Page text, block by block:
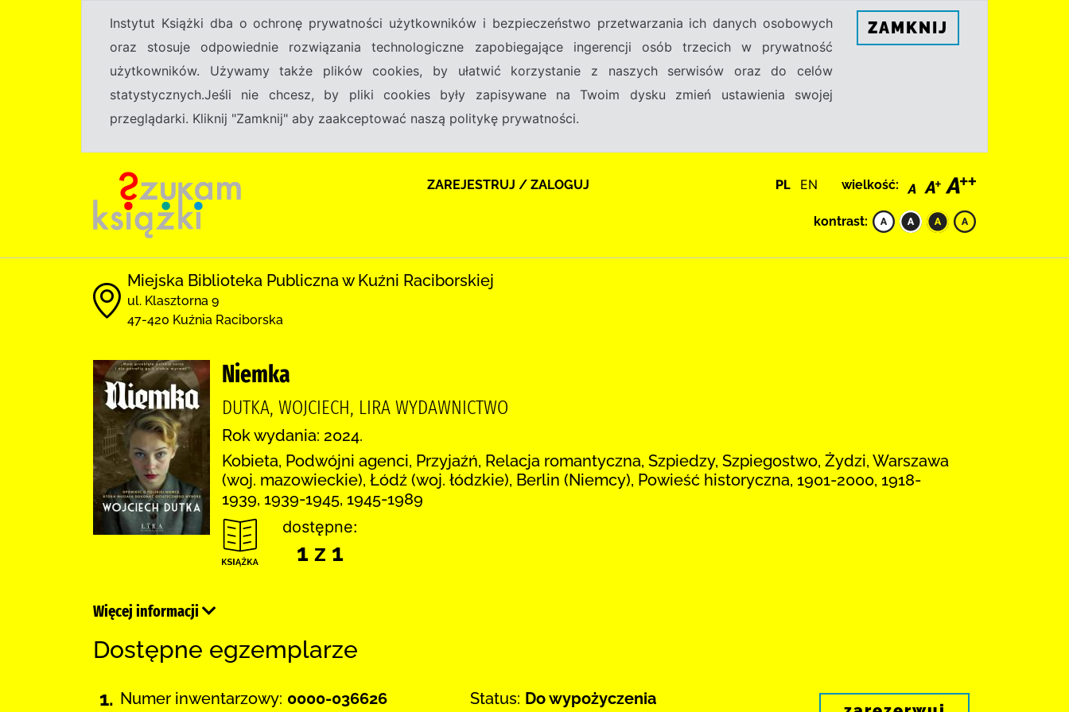
Instytut Książki dba o ochronę prywatności użytkowników i bezpieczeństwo przetwarzania ich danych osobowych
oraz stosuje odpowiednie rozwiązania technologiczne zapobiegające ingerencji osób trzecich w prywatność
użytkowników. Używamy także plików cookies, by ułatwić korzystanie z naszych serwisów oraz do celów
statystycznych.Jeśli nie chcesz, by pliki cookies były zapisywane na Twoim dysku zmień ustawienia swojej
przeglądarki. Kliknij "Zamknij" aby zaakceptować naszą politykę prywatności.
ZAMKNIJ
ZAREJESTRUJ / ZALOGUJ PL EN wielkość:
kontrast:
Miejska Biblioteka Publiczna w Kuźni Raciborskiej
ul. Klasztorna 9
47-420 Kuźnia Raciborska
Niemka
DUTKA, WOJCIECH, LIRA WYDAWNICTWO
Rok wydania: 2024.
Kobieta, Podwójni agenci, Przyjaźń, Relacja romantyczna, Szpiedzy, Szpiegostwo, Żydzi, Warszawa
(woj. mazowieckie), Łódź (woj. łódzkie), Berlin (Niemcy), Powieść historyczna, 1901-2000, 1918-
1939, 1939-1945, 1945-1989
dostępne:
1 z 1
Więcej informacji
Dostępne egzemplarze
1. Numer inwentarzowy: 0000-036626 Status: Do wypożyczenia